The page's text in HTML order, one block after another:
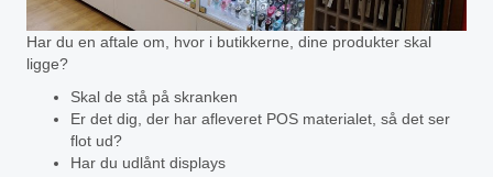
Har du en aftale om, hvor i butikkerne, dine produkter skal
ligge?
Skal de stå på skranken
Er det dig, der har afleveret POS materialet, så det ser
flot ud?
Har du udlånt displays